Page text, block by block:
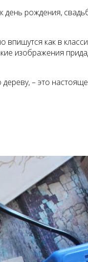
рождения,
как в
изображения
– это